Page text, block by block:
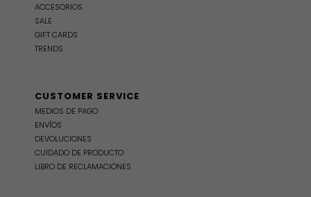
ACCESORIOS
SALE
GIFT CARDS
TRENDS
CUSTOMER SERVICE
MEDIOS DE PAGO
ENVÍOS
DEVOLUCIONES
CUIDADO DE PRODUCTO
LIBRO DE RECLAMACIONES